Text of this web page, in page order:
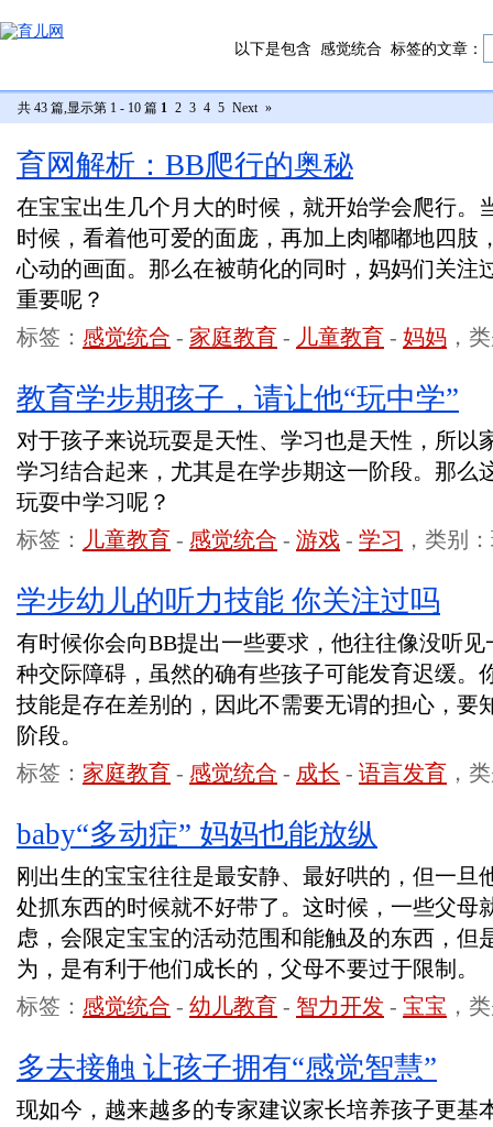
以下是包含 感觉统合 标签的文章：
共 43 篇,显示第 1 - 10 篇 1 2 3 4 5 Next »
育网解析：BB爬行的奥秘
在宝宝出生几个月大的时候，就开始学会爬行。
时候，看着他可爱的面庞，再加上肉嘟嘟地四肢
心动的画面。那么在被萌化的同时，妈妈们关注
重要呢？
标签： 感觉统合 - 家庭教育 - 儿童教育 - 妈妈 ，
教育学步期孩子，请让他“玩中学”
对于孩子来说玩耍是天性、学习也是天性，所以
学习结合起来，尤其是在学步期这一阶段。那么
玩耍中学习呢？
标签： 儿童教育 - 感觉统合 - 游戏 - 学习 ，类别
学步幼儿的听力技能 你关注过吗
有时候你会向BB提出一些要求，他往往像没听
种交际障碍，虽然的确有些孩子可能发育迟缓。
技能是存在差别的，因此不需要无谓的担心，要
阶段。
标签： 家庭教育 - 感觉统合 - 成长 - 语言发育 ，
baby“多动症” 妈妈也能放纵
刚出生的宝宝往往是最安静、最好哄的，但一旦
处抓东西的时候就不好带了。这时候，一些父母
虑，会限定宝宝的活动范围和能触及的东西，但
为，是有利于他们成长的，父母不要过于限制。
标签： 感觉统合 - 幼儿教育 - 智力开发 - 宝宝 ，
多去接触 让孩子拥有“感觉智慧”
现如今，越来越多的专家建议家长培养孩子更基